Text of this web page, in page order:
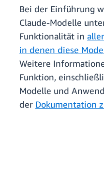
Bei der Einführung
Claude-Modelle
Funktionalität in
in denen diese
Weitere
Funktion,
Modelle und
der Dokumentation